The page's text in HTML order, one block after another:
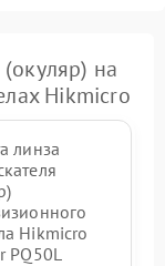
на
Hikmicro
линза
Hikmicro
PQ50L